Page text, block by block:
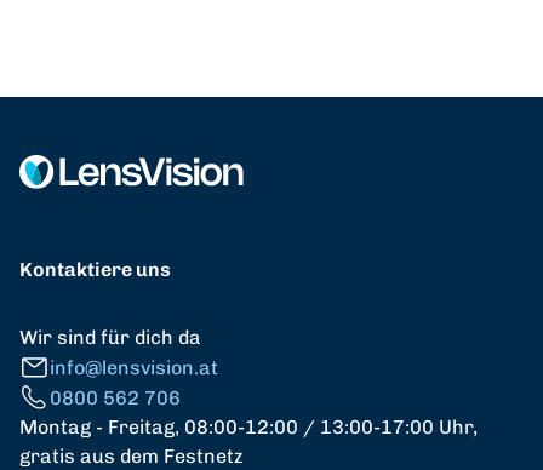
Kontaktiere uns
Wir sind für dich da
info@lensvision.at
0800 562 706
Montag - Freitag, 08:00-12:00 / 13:00-17:00 Uhr,
gratis aus dem Festnetz